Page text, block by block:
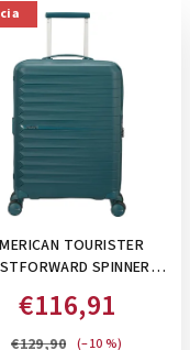
TOURISTER
SPINNER
PRÍRUČNÝ KUFOR ,
ROZŠÍRITEĽNÝ NA 44 L:
€116,91
€129,90 (–10 %)